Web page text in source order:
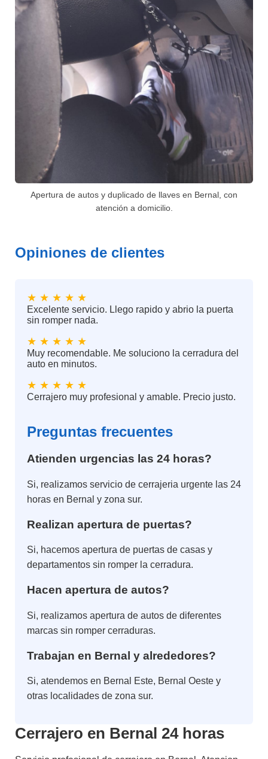
Apertura de autos y duplicado de llaves en Bernal, con
atención a domicilio.
Opiniones de clientes
★ ★ ★ ★ ★
Excelente servicio. Llego rapido y abrio la puerta
sin romper nada.
★ ★ ★ ★ ★
Muy recomendable. Me soluciono la cerradura del
auto en minutos.
★ ★ ★ ★ ★
Cerrajero muy profesional y amable. Precio justo.
Preguntas frecuentes
Atienden urgencias las 24 horas?
Si, realizamos servicio de cerrajeria urgente las 24
horas en Bernal y zona sur.
Realizan apertura de puertas?
Si, hacemos apertura de puertas de casas y
departamentos sin romper la cerradura.
Hacen apertura de autos?
Si, realizamos apertura de autos de diferentes
marcas sin romper cerraduras.
Trabajan en Bernal y alrededores?
Si, atendemos en Bernal Este, Bernal Oeste y
otras localidades de zona sur.
Cerrajero en Bernal 24 horas